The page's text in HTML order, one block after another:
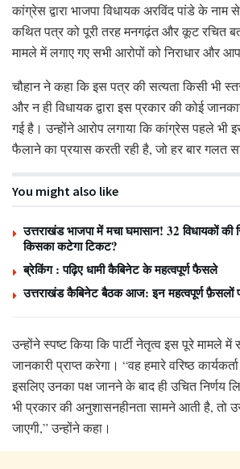
कांग्रेस द्वारा भाजपा विधायक अरविंद पांडे के नाम
कथित पत्र को पूरी तरह मनगढ़ंत और कूट रचित
मामले में लगाए गए सभी आरोपों को निराधार और
चौहान ने कहा कि इस पत्र की सत्यता किसी भी
और न ही विधायक द्वारा इस प्रकार की कोई
गई है। उन्होंने आरोप लगाया कि कांग्रेस पहले भी
फैलाने का प्रयास करती रही है, जो हर बार गलत
You might also like
उत्तराखंड भाजपा में मचा घमासान! 32 विधायकों की
किसका कटेगा टिकट?
ब्रेकिंग : पढ़िए धामी कैबिनेट के महत्वपूर्ण फैसले
उत्तराखंड कैबिनेट बैठक आज: इन महत्वपूर्ण फ़ैसलों
उन्होंने स्पष्ट किया कि पार्टी नेतृत्व इस पूरे मामले
जानकारी प्राप्त करेगा। “वह हमारे वरिष्ठ
इसलिए उनका पक्ष जानने के बाद ही उचित निर्णय
भी प्रकार की अनुशासनहीनता सामने आती है, तो
जाएगी,” उन्होंने कहा।